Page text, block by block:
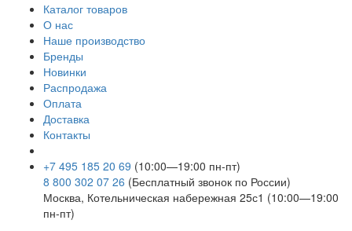
Каталог товаров
О нас
Наше производство
Бренды
Новинки
Распродажа
Оплата
Доставка
Контакты
+7 495 185 20 69 (10:00—19:00 пн-пт)
8 800 302 07 26 (Бесплатный звонок по России)
Москва, Котельническая набережная 25с1 (10:00—19:00
пн-пт)